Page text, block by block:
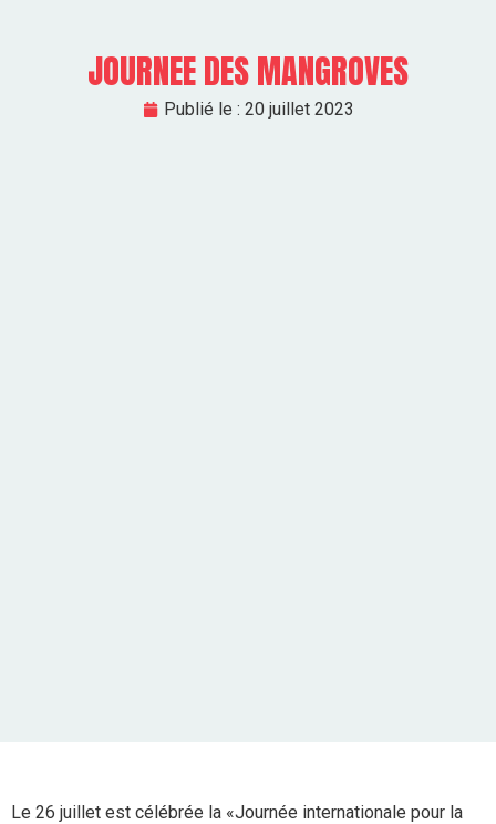
JOURNEE DES MANGROVES
Publié le : 20 juillet 2023
Le 26 juillet est célébrée la «Journée internationale pour la